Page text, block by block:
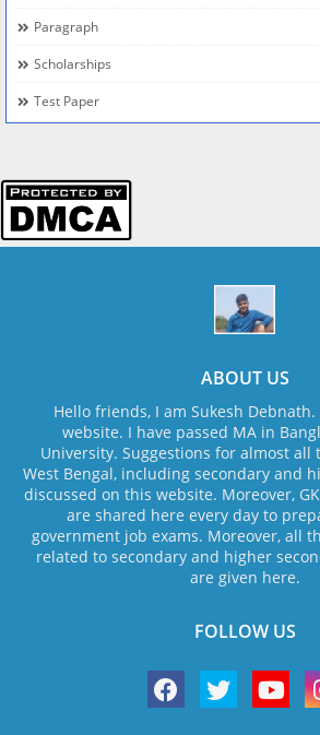
Paragraph
Scholarships
Test Paper
ABOUT US
Hello friends, I am Sukesh
website. I have passed MA in
University. Suggestions for almost all
West Bengal, including secondary and
discussed on this website. Moreover,
are shared here every day to
government job exams. Moreover, all
related to secondary and higher
are given here.
FOLLOW US